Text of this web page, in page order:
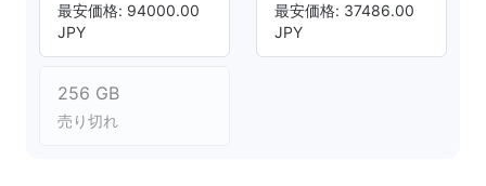
最安価格: 94000.00
JPY
256 GB
売り切れ
最安価格: 37486.00
JPY